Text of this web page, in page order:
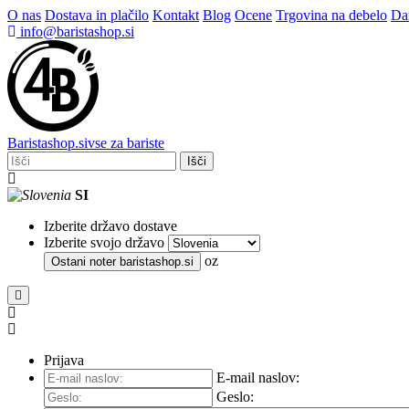
O nas Dostava in plačilo Kontakt Blog Ocene Trgovina na debelo
info@baristashop.si
Baristashop.sivse za bariste
Išči
SI
Izberite državo dostave
Izberite svojo državo
Ostani noter baristashop.si oz
Prijava
E-mail naslov:
Geslo: